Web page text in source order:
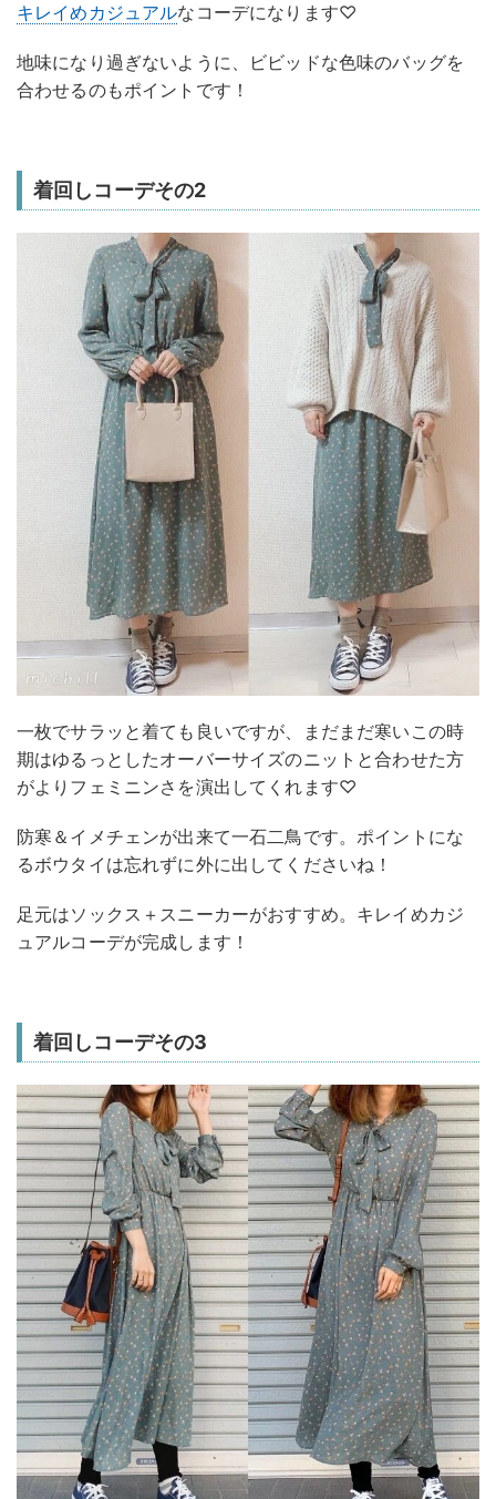
キレイめカジュアルなコーデになります♡
地味になり過ぎないように、ビビッドな色味のバッグを
合わせるのもポイントです！
着回しコーデその2
一枚でサラッと着ても良いですが、まだまだ寒いこの時
期はゆるっとしたオーバーサイズのニットと合わせた方
がよりフェミニンさを演出してくれます♡
防寒＆イメチェンが出来て一石二鳥です。ポイントにな
るボウタイは忘れずに外に出してくださいね！
足元はソックス＋スニーカーがおすすめ。キレイめカジ
ュアルコーデが完成します！
着回しコーデその3